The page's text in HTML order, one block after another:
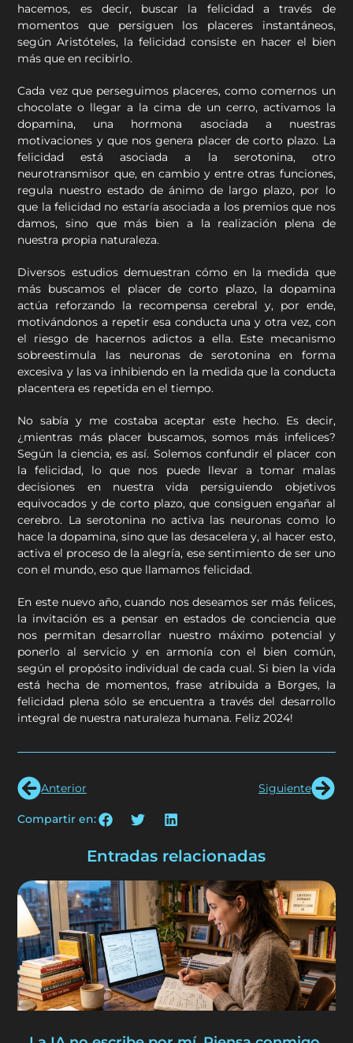
hacemos, es decir, buscar la felicidad a través de
momentos que persiguen los placeres instantáneos,
según Aristóteles, la felicidad consiste en hacer el bien
más que en recibirlo.
Cada vez que perseguimos placeres, como comernos un
chocolate o llegar a la cima de un cerro, activamos la
dopamina, una hormona asociada a nuestras
motivaciones y que nos genera placer de corto plazo. La
felicidad está asociada a la serotonina, otro
neurotransmisor que, en cambio y entre otras funciones,
regula nuestro estado de ánimo de largo plazo, por lo
que la felicidad no estaría asociada a los premios que nos
damos, sino que más bien a la realización plena de
nuestra propia naturaleza.
Diversos estudios demuestran cómo en la medida que
más buscamos el placer de corto plazo, la dopamina
actúa reforzando la recompensa cerebral y, por ende,
motivándonos a repetir esa conducta una y otra vez, con
el riesgo de hacernos adictos a ella. Este mecanismo
sobreestimula las neuronas de serotonina en forma
excesiva y las va inhibiendo en la medida que la conducta
placentera es repetida en el tiempo.
No sabía y me costaba aceptar este hecho. Es decir,
¿mientras más placer buscamos, somos más infelices?
Según la ciencia, es así. Solemos confundir el placer con
la felicidad, lo que nos puede llevar a tomar malas
decisiones en nuestra vida persiguiendo objetivos
equivocados y de corto plazo, que consiguen engañar al
cerebro. La serotonina no activa las neuronas como lo
hace la dopamina, sino que las desacelera y, al hacer esto,
activa el proceso de la alegría, ese sentimiento de ser uno
con el mundo, eso que llamamos felicidad.
En este nuevo año, cuando nos deseamos ser más felices,
la invitación es a pensar en estados de conciencia que
nos permitan desarrollar nuestro máximo potencial y
ponerlo al servicio y en armonía con el bien común,
según el propósito individual de cada cual. Si bien la vida
está hecha de momentos, frase atribuida a Borges, la
felicidad plena sólo se encuentra a través del desarrollo
integral de nuestra naturaleza humana. Feliz 2024!
Anterior Siguiente
Compartir en:
Entradas relacionadas